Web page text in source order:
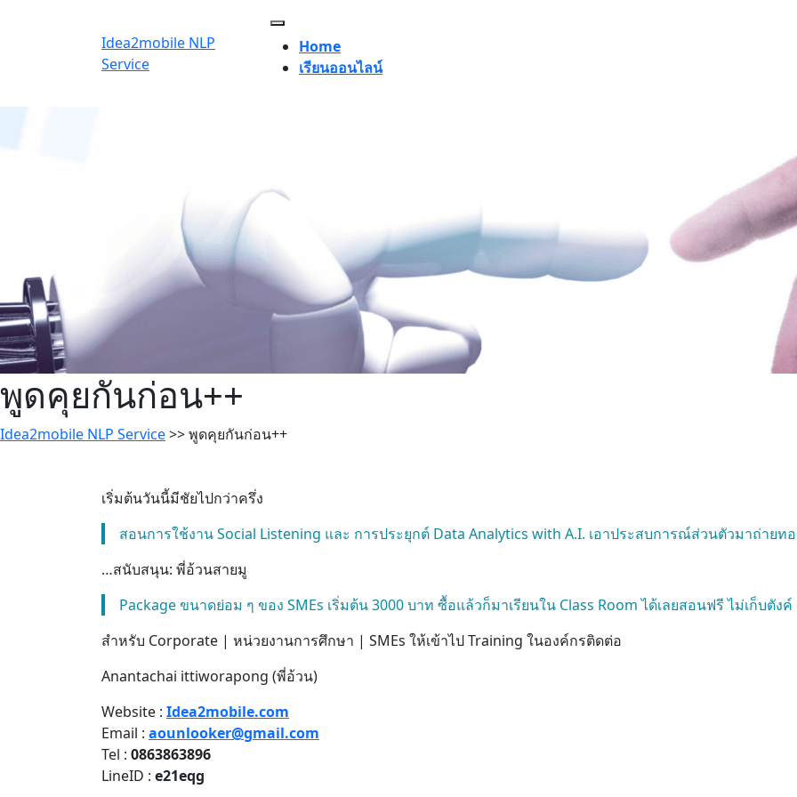
Idea2mobile NLP
Service
Home
เรียนออนไลน์
พูดคุยกันก่อน++
Idea2mobile NLP Service>>พูดคุยกันก่อน++
เริ่มต้นวันนี้มีชัยไปกว่าครึ่ง
สอนการใช้งาน Social Listening และ การประยุกต์ Data Analytics with A.I. เอาประสบการณ์ส่วนตัวมาถ่ายท
…สนับสนุน: พี่อ้วนสายมู
Package ขนาดย่อม ๆ ของ SMEs เริ่มต้น 3000 บาท ซื้อแล้วก็มาเรียนใน Class Room ได้เลยสอนฟรี ไม่เก็บตังค์
สำหรับ Corporate | หน่วยงานการศึกษา | SMEs ให้เข้าไป Training ในองค์กรติดต่อ
Anantachai ittiworapong (พี่อ้วน)
Website : Idea2mobile.com
Email : aounlooker@gmail.com
Tel : 0863863896
LineID : e21eqg